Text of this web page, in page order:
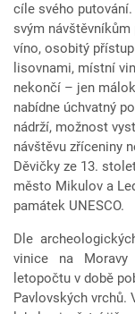
cíle svého
svým
víno, osobitý
lisovnami, místní
nekončí – jen
nabídne úchvatný
nádrží, možnost
návštěvu zříceniny
Děvičky ze 13.
město Mikulov a
památek UNESCO.
Dle
vinice na Moravy
letopočtu v době
Pavlovských vrchů.